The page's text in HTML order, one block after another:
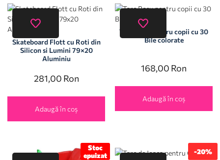
Skateboard Flott cu Roti din
Silicon si Lumini 79×20
Aluminiu
281,00 Ron
Adaugă în coș
Tarc Rosu pentru copii cu 30
Bile colorate
168,00 Ron
Adaugă în coș
Stoc
epuizat
-20%